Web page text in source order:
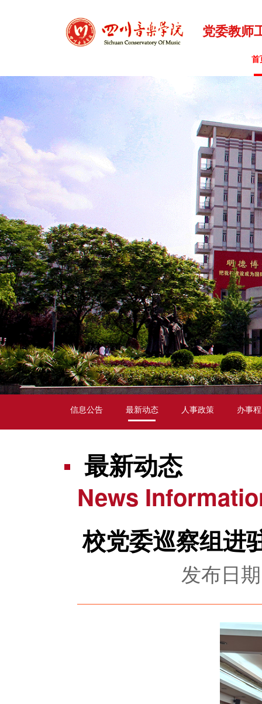
党委教师
首
信息公告 最新动态 人事政策 办事
最新动态
News
校党委巡察组进
发布日